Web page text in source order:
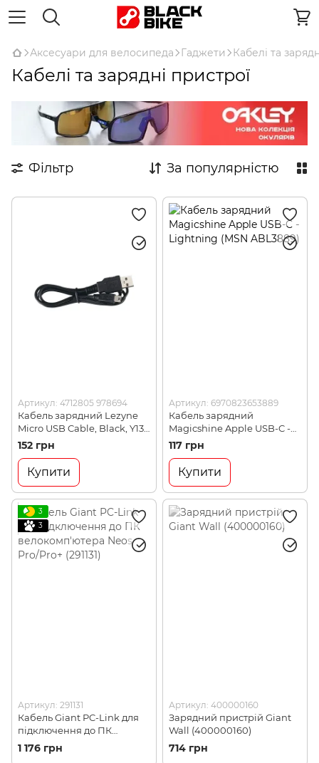
Аксесуари для велосипеда Гаджети Кабелі та
Кабелі та зарядні пристрої
Фільтр За популярністю
Артикул: 4712805 978694
Кабель зарядний Lezyne
Micro USB Cable, Black, Y13
(4712805 978694)
152 грн
Купити
Артикул: 6970823653889
Кабель зарядний
Magicshine Apple USB-C -
Lightning (MSN ABL3889)
117 грн
Купити
3
3
Артикул: 291131
Кабель Giant PC-Link для
підключення до ПК
велокомп'ютера Neos
Pro/Pro+ (291131)
1 176 грн
Артикул: 400000160
Зарядний пристрій Giant
Wall (400000160)
714 грн